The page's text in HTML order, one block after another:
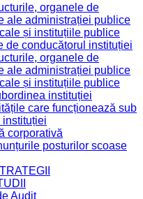
organele de
ale administrației publice
și instituțiile publice
de conducătorul instituției
organele de
ale administrației publice
și instituțiile publice
instituției
care funcționează sub
instituției
corporativă
posturilor scoase
Audit